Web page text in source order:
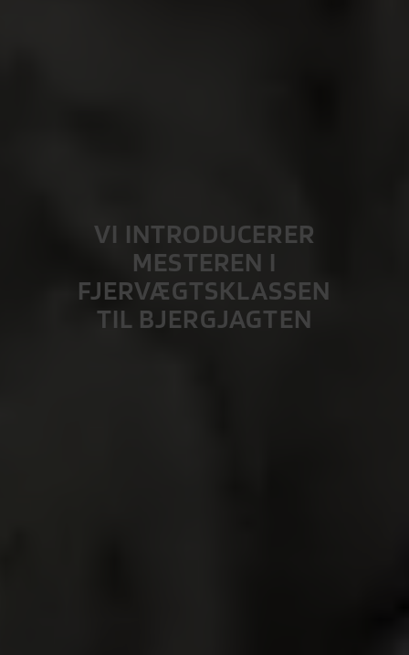
VI INTRODUCERER
MESTEREN I
FJERVÆGTSKLASSEN
TIL BJERGJAGTEN